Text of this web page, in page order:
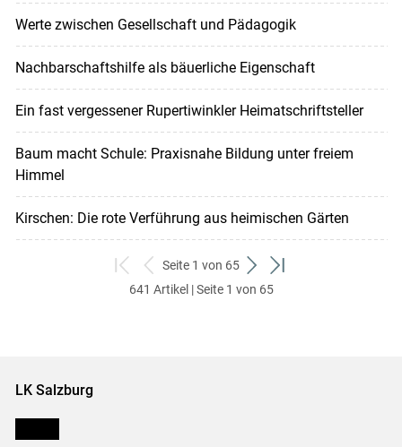
Werte zwischen Gesellschaft und Pädagogik
Nachbarschaftshilfe als bäuerliche Eigenschaft
Ein fast vergessener Rupertiwinkler Heimatschriftsteller
Baum macht Schule: Praxisnahe Bildung unter freiem
Himmel
Kirschen: Die rote Verführung aus heimischen Gärten
zum
ersten
zurück
zum
Seite 1 von 65
weiter
zum
zum
641 Artikel | Seite 1 von 65
LK Salzburg